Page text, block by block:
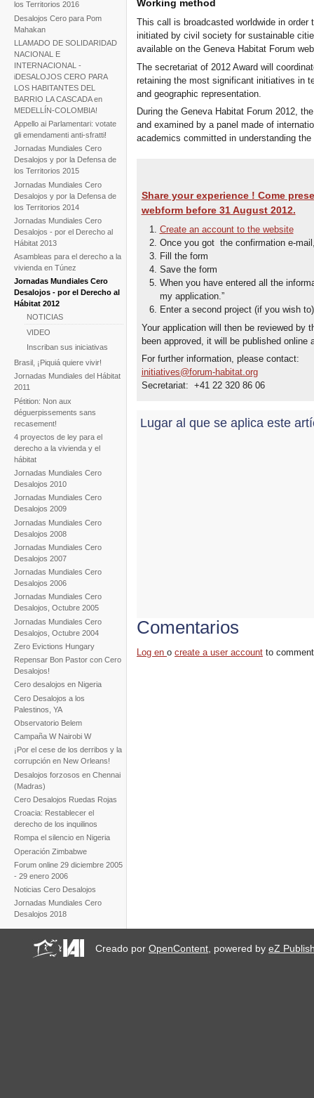
los Territorios 2016
Desalojos Cero para Pom
Mahakan
LLAMADO DE SOLIDARIDAD
NACIONAL E
INTERNACIONAL -
iDESALOJOS CERO PARA
LOS HABITANTES DEL
BARRIO LA CASCADA en
MEDELLÍN-COLOMBIA!
Appello ai Parlamentari: votate
gli emendamenti anti-sfratti!
Jornadas Mundiales Cero
Desalojos y por la Defensa de
los Territorios 2015
Jornadas Mundiales Cero
Desalojos y por la Defensa de
los Territorios 2014
Jornadas Mundiales Cero
Desalojos - por el Derecho al
Hábitat 2013
Asambleas para el derecho a la
vivienda en Túnez
Jornadas Mundiales Cero
Desalojos - por el Derecho al
Hábitat 2012
NOTICIAS
VIDEO
Inscriban sus iniciativas
Brasil, ¡Piquiá quiere vivir!
Jornadas Mundiales del Hábitat
2011
Pétition: Non aux
déguerpissements sans
recasement!
4 proyectos de ley para el
derecho a la vivienda y el
hábitat
Jornadas Mundiales Cero
Desalojos 2010
Jornadas Mundiales Cero
Desalojos 2009
Jornadas Mundiales Cero
Desalojos 2008
Jornadas Mundiales Cero
Desalojos 2007
Jornadas Mundiales Cero
Desalojos 2006
Jornadas Mundiales Cero
Desalojos, Octubre 2005
Jornadas Mundiales Cero
Desalojos, Octubre 2004
Zero Evictions Hungary
Repensar Bon Pastor con Cero
Desalojos!
Cero desalojos en Nigeria
Cero Desalojos a los
Palestinos, YA
Observatorio Belem
Campaña W Nairobi W
¡Por el cese de los derribos y la
corrupción en New Orleans!
Desalojos forzosos en Chennai
(Madras)
Cero Desalojos Ruedas Rojas
Croacia: Restablecer el
derecho de los inquilinos
Rompa el silencio en Nigeria
Operación Zimbabwe
Forum online 29 diciembre 2005
- 29 enero 2006
Noticias Cero Desalojos
Jornadas Mundiales Cero
Desalojos 2018
Working method
This call is broadcasted worldwide in
initiated by civil society for sustainable
available on the Geneva Habitat Forum
The secretariat of 2012 Award will
retaining the most significant initiatives in
and geographic representation.
During the Geneva Habitat Forum 2012,
and examined by a panel made of
academics committed in understanding
Share your experience ! Come
webform before 31 August 2012.
Create an account to the website
Once you got the confirmation e-
Fill the form
Save the form
When you have entered all the
my application.”
Enter a second project (if you wish
Your application will then be reviewed by
been approved, it will be published
For further information, please contact:
initiatives@forum-habitat.org
Secretariat: +41 22 320 86 06
Lugar al que se aplica este
Comentarios
Log enocreate a user account to
Creado porOpenContent, powered byeZ